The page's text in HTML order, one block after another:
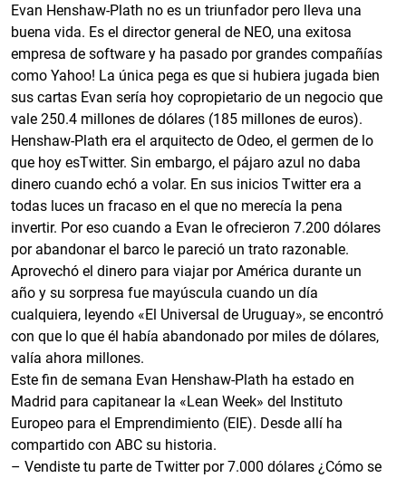
Evan Henshaw-Plath no es un triunfador pero lleva una
buena vida. Es el director general de NEO, una exitosa
empresa de software y ha pasado por grandes compañías
como Yahoo! La única pega es que si hubiera jugada bien
sus cartas Evan sería hoy copropietario de un negocio que
vale 250.4 millones de dólares (185 millones de euros).
Henshaw-Plath era el arquitecto de Odeo, el germen de lo
que hoy esTwitter. Sin embargo, el pájaro azul no daba
dinero cuando echó a volar. En sus inicios Twitter era a
todas luces un fracaso en el que no merecía la pena
invertir. Por eso cuando a Evan le ofrecieron 7.200 dólares
por abandonar el barco le pareció un trato razonable.
Aprovechó el dinero para viajar por América durante un
año y su sorpresa fue mayúscula cuando un día
cualquiera, leyendo «El Universal de Uruguay», se encontró
con que lo que él había abandonado por miles de dólares,
valía ahora millones.
Este fin de semana Evan Henshaw-Plath ha estado en
Madrid para capitanear la «Lean Week» del Instituto
Europeo para el Emprendimiento (EIE). Desde allí ha
compartido con ABC su historia.
– Vendiste tu parte de Twitter por 7.000 dólares ¿Cómo se